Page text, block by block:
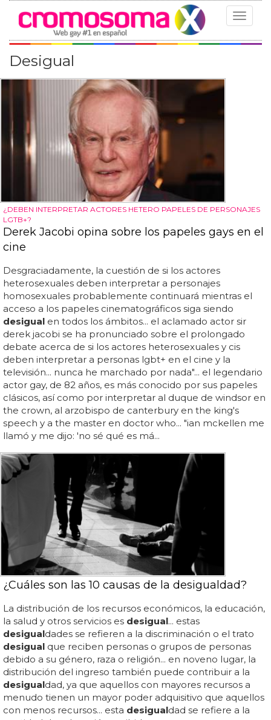
Toggle
Desigual
¿DEBEN INTERPRETAR ACTORES HETERO PAPELES DE PERSONAJES
LGTB+?
Derek Jacobi opina sobre los papeles gays en el
cine
Desgraciadamente, la cuestión de si los actores
heterosexuales deben interpretar a personajes
homosexuales probablemente continuará mientras el
acceso a los papeles cinematográficos siga siendo
desigual en todos los ámbitos... el aclamado actor sir
derek jacobi se ha pronunciado sobre el prolongado
debate acerca de si los actores heterosexuales y cis
deben interpretar a personas lgbt+ en el cine y la
televisión... nunca he marchado por nada"... el legendario
actor gay, de 82 años, es más conocido por sus papeles
clásicos, así como por interpretar al duque de windsor en
the crown, al arzobispo de canterbury en the king's
speech y a the master en doctor who... "ian mckellen me
llamó y me dijo: 'no sé qué es má...
¿Cuáles son las 10 causas de la desigualdad?
La distribución de los recursos económicos, la educación,
la salud y otros servicios es desigual... estas
desigualdades se refieren a la discriminación o el trato
desigual que reciben personas o grupos de personas
debido a su género, raza o religión... en noveno lugar, la
distribución del ingreso también puede contribuir a la
desigualdad, ya que aquellos con mayores recursos a
menudo tienen un mayor poder adquisitivo que aquellos
con menos recursos... esta desigualdad se refiere a la